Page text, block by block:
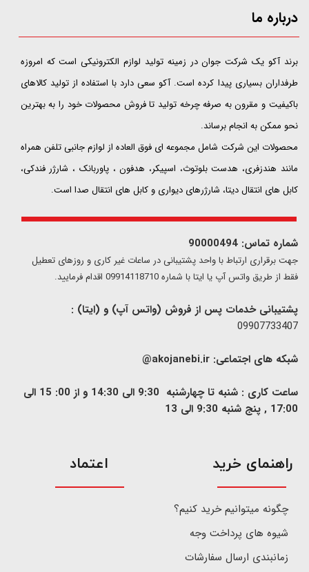
درباره ما
​​​​​​​برند آکو یک شرکت جوان در زمینه تولید لوازم الکترونیکی است که امروزه
طرفداران بسیاری پیدا کرده است. آکو سعی دارد با استفاده از تولید کالاهای
باکیفیت و مقرون به صرفه چرخه تولید تا فروش محصولات خود را به بهترین
نحو ممکن به انجام برساند.
محصولات این شرکت شامل مجموعه ای فوق العاده از لوازم جانبی تلفن همراه
مانند هندزفری، هدست بلوتوث، اسپیکر، هدفون ، پاوربانک ، شارژر فندکی،
کابل های انتقال دیتا، شارژرهای دیواری و کابل های انتقال صدا است.
شماره تماس: 90000494
​​جهت برقراری ارتباط با واحد پشتیبانی در ساعات غیر کاری و روزهای تعطیل
فقط از طریق واتس آپ یا ایتا با شماره 09914118710 اقدام فرمایید.
پشتیبانی خدمات پس از فروش (واتس آپ) و (ایتا) :
09907733407
شبکه های اجتماعی: akojanebi.ir@
ساعت کاری : شنبه تا چهارشنبه 9:30 الی 14:30 و از 00: 15 الی
17:00 , پنج شنبه 9:30 الی 13
​راهنمای خرید
چگونه میتوانیم خرید کنیم؟
شیوه های پرداخت وجه
زمانبندی ارسال سفارشات
اعتماد